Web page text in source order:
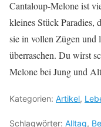
Cantaloup-Melone ist
kleines Stück Paradies,
sie in vollen Zügen und
überraschen. Du wirst
Melone bei Jung und
Kategorien: Artikel,
Schlagwörter: Alltag,